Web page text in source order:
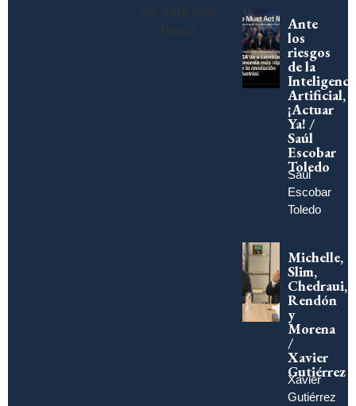
No data was
found
Ante
los
riesgos
de la
Artificial,
¡Actuar
Ya! /
Saúl
Escobar
Toledo
Saúl
Escobar
Toledo
Michelle,
Slim,
Chedraui,
Rendón
y
Morena
/
Xavier
Gutiérrez
Xavier
Gutiérrez